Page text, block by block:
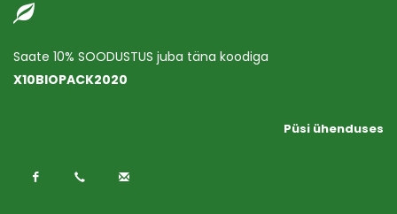
Saate 10% SOODUSTUS juba täna koodiga
X10BIOPACK2020
Püsi ühenduses